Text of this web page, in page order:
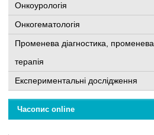
Онкоурологія
Онкогематологія
Променева діагностика, променева
терапія
Експериментальні дослідження
Часопис online